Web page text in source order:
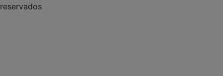
reservados